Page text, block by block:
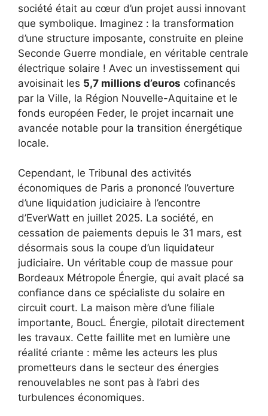
société était au cœur d’un projet aussi innovant
que symbolique. Imaginez : la transformation
d’une structure imposante, construite en pleine
Seconde Guerre mondiale, en véritable centrale
électrique solaire ! Avec un investissement qui
avoisinait les 5,7 millions d’euros cofinancés
par la Ville, la Région Nouvelle-Aquitaine et le
fonds européen Feder, le projet incarnait une
avancée notable pour la transition énergétique
locale.
Cependant, le Tribunal des activités
économiques de Paris a prononcé l’ouverture
d’une liquidation judiciaire à l’encontre
d’EverWatt en juillet 2025. La société, en
cessation de paiements depuis le 31 mars, est
désormais sous la coupe d’un liquidateur
judiciaire. Un véritable coup de massue pour
Bordeaux Métropole Énergie, qui avait placé sa
confiance dans ce spécialiste du solaire en
circuit court. La maison mère d’une filiale
importante, BoucL Énergie, pilotait directement
les travaux. Cette faillite met en lumière une
réalité criante : même les acteurs les plus
prometteurs dans le secteur des énergies
renouvelables ne sont pas à l’abri des
turbulences économiques.